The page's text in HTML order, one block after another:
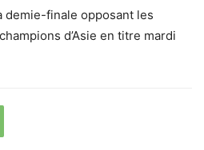
demie-finale opposant les
d’Asie en titre mardi